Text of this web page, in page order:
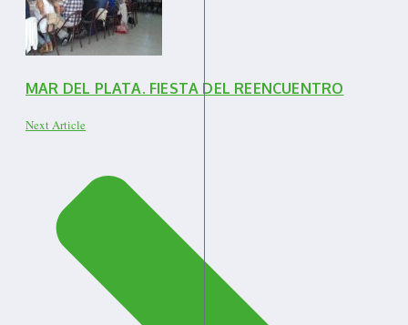
MAR DEL PLATA. FIESTA DEL REENCUENTRO
Next Article